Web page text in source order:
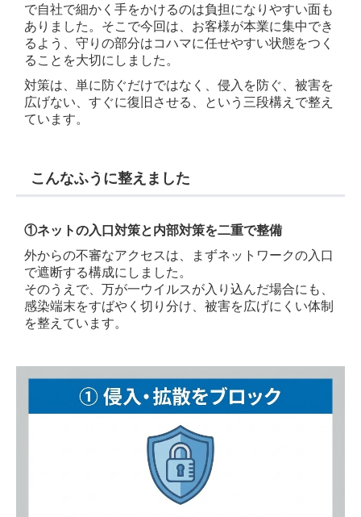
で自社で細かく手をかけるのは負担になりやすい面も
ありました。そこで今回は、お客様が本業に集中でき
るよう、守りの部分はコハマに任せやすい状態をつく
ることを大切にしました。
対策は、単に防ぐだけではなく、侵入を防ぐ、被害を
広げない、すぐに復旧させる、という三段構えで整え
ています。
こんなふうに整えました
①ネットの入口対策と内部対策を二重で整備
外からの不審なアクセスは、まずネットワークの入口
で遮断する構成にしました。
そのうえで、万が一ウイルスが入り込んだ場合にも、
感染端末をすばやく切り分け、被害を広げにくい体制
を整えています。